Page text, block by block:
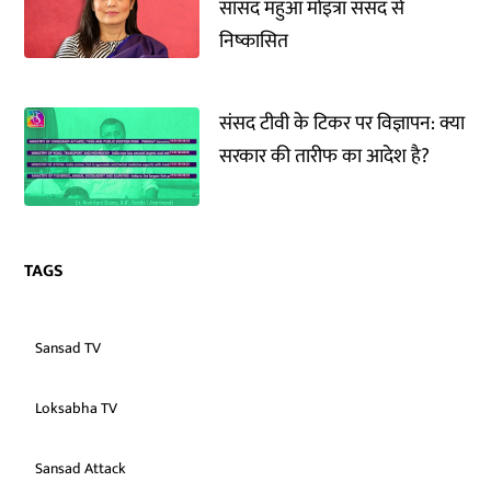
सांसद महुआ मोइत्रा संसद से
निष्कासित
संसद टीवी के टिकर पर विज्ञापन: क्या
सरकार की तारीफ का आदेश है?
TAGS
Sansad TV
Loksabha TV
Sansad Attack